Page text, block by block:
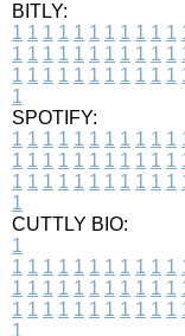
BITLY:
1 1 1 1 1 1 1 1 1 1 1
1 1 1 1 1 1 1 1 1 1 1
1 1 1 1 1 1 1 1 1 1 1
1
SPOTIFY:
1 1 1 1 1 1 1 1 1 1 1
1 1 1 1 1 1 1 1 1 1 1
1 1 1 1 1 1 1 1 1 1 1
1
CUTTLY BIO:
1
1 1 1 1 1 1 1 1 1 1 1
1 1 1 1 1 1 1 1 1 1 1
1 1 1 1 1 1 1 1 1 1 1
1